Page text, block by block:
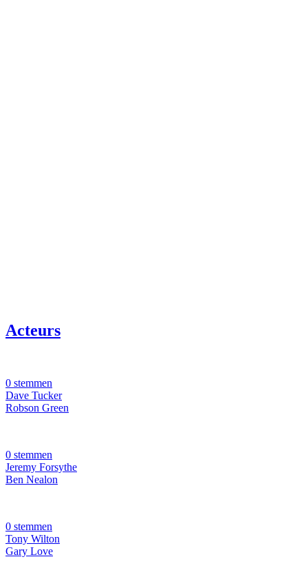
Acteurs
0 stemmen
Dave Tucker
Robson Green
0 stemmen
Jeremy Forsythe
Ben Nealon
0 stemmen
Tony Wilton
Gary Love